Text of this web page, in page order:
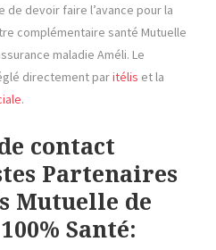
devoir faire l’avance pour la
complémentaire santé Mutuelle
maladie Améli. Le
directement paritélis et la
.
contact
Partenaires
Mutuelle de
100% Santé: